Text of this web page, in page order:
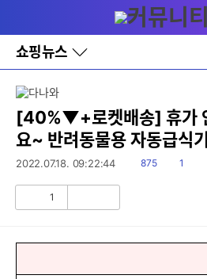
와
홈
쇼핑뉴스
바
로
레
이
어
창
토
[40%▼+로켓배송] 휴가
요~ 반려동물용 자동급식
2022.07.18. 09:22:44
읽
875
댓1
1